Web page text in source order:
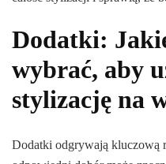
Dodatki:
wybrać, aby
stylizację na
Dodatki odgrywają kluczową